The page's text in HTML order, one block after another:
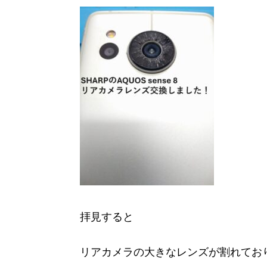
拝見すると
リアカメラの大きなレンズが割れてお